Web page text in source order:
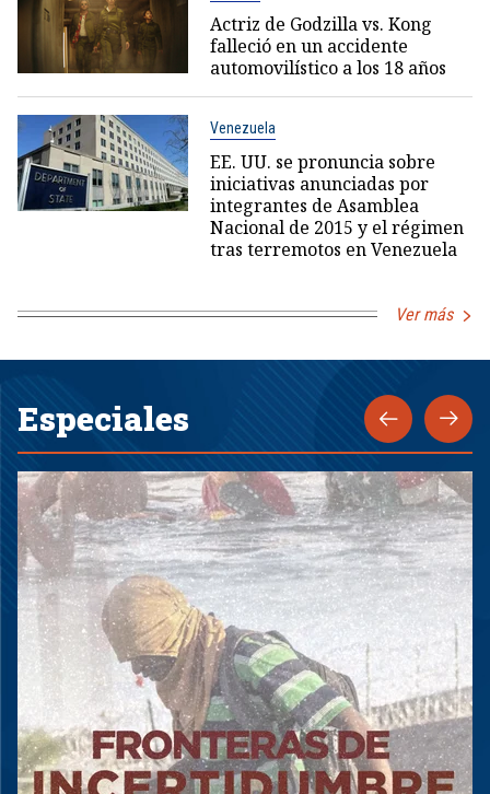
Actriz de Godzilla vs. Kong
falleció en un accidente
automovilístico a los 18 años
Venezuela
EE. UU. se pronuncia sobre
iniciativas anunciadas por
integrantes de Asamblea
Nacional de 2015 y el régimen
tras terremotos en Venezuela
Ver más
Especiales